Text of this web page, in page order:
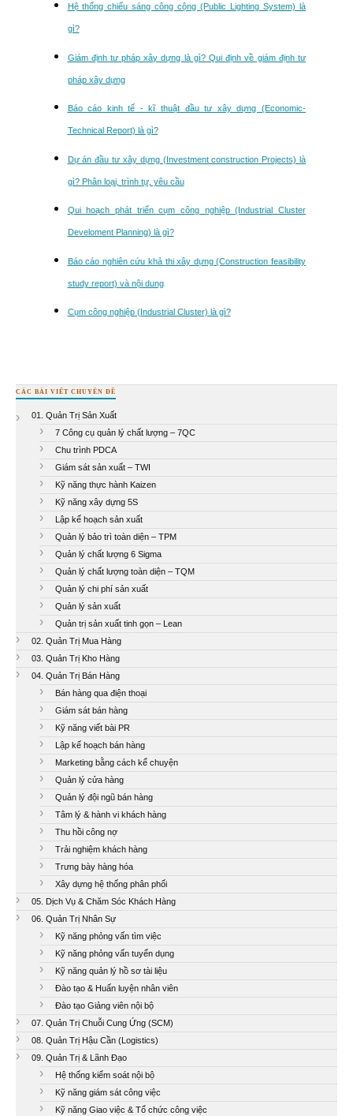
Hệ thống chiếu sáng công cộng (Public Lighting System) là
gì?
Giám định tư pháp xây dựng là gì? Qui định về giám định tư
pháp xây dựng
Báo cáo kinh tế - kĩ thuật đầu tư xây dựng (Economic-
Technical Report) là gì?
Dự án đầu tư xây dựng (Investment construction Projects) là
gì? Phân loại, trình tự, yêu cầu
Qui hoạch phát triển cụm công nghiệp (Industrial Cluster
Develoment Planning) là gì?
Báo cáo nghiên cứu khả thi xây dựng (Construction feasibility
study report) và nội dung
Cụm công nghiệp (Industrial Cluster) là gì?
CÁC BÀI VIẾT CHUYÊN ĐỀ
01. Quản Trị Sản Xuất
7 Công cụ quản lý chất lượng – 7QC
Chu trình PDCA
Giám sát sản xuất – TWI
Kỹ năng thực hành Kaizen
Kỹ năng xây dựng 5S
Lập kế hoạch sản xuất
Quản lý bảo trì toàn diện – TPM
Quản lý chất lượng 6 Sigma
Quản lý chất lượng toàn diện – TQM
Quản lý chi phí sản xuất
Quản lý sản xuất
Quản trị sản xuất tinh gọn – Lean
02. Quản Trị Mua Hàng
03. Quản Trị Kho Hàng
04. Quản Trị Bán Hàng
Bán hàng qua điện thoại
Giám sát bán hàng
Kỹ năng viết bài PR
Lập kế hoạch bán hàng
Marketing bằng cách kể chuyện
Quản lý cửa hàng
Quản lý đội ngũ bán hàng
Tâm lý & hành vi khách hàng
Thu hồi công nợ
Trải nghiệm khách hàng
Trưng bày hàng hóa
Xây dựng hệ thống phân phối
05. Dịch Vụ & Chăm Sóc Khách Hàng
06. Quản Trị Nhân Sự
Kỹ năng phỏng vấn tìm việc
Kỹ năng phỏng vấn tuyển dụng
Kỹ năng quản lý hồ sơ tài liệu
Đào tạo & Huấn luyện nhân viên
Đào tạo Giảng viên nội bộ
07. Quản Trị Chuỗi Cung Ứng (SCM)
08. Quản Trị Hậu Cần (Logistics)
09. Quản Trị & Lãnh Đạo
Hệ thống kiểm soát nội bộ
Kỹ năng giám sát công việc
Kỹ năng Giao việc & Tổ chức công việc